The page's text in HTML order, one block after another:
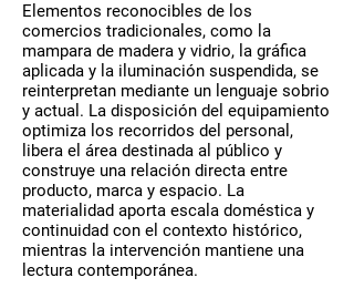
Elementos reconocibles de los
comercios tradicionales, como la
mampara de madera y vidrio, la gráfica
aplicada y la iluminación suspendida, se
reinterpretan mediante un lenguaje sobrio
y actual. La disposición del equipamiento
optimiza los recorridos del personal,
libera el área destinada al público y
construye una relación directa entre
producto, marca y espacio. La
materialidad aporta escala doméstica y
continuidad con el contexto histórico,
mientras la intervención mantiene una
lectura contemporánea.